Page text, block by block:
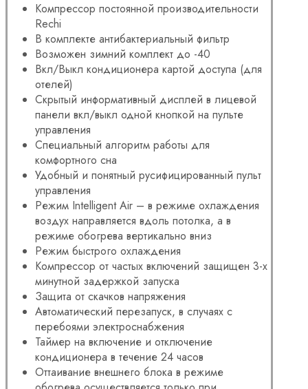
Компрессор постоянной производительности
Rechi
В комплекте антибактериальный фильтр
Возможен зимний комплект до -40
Вкл/Выкл кондиционера картой доступа (для
отелей)
Скрытый информативный дисплей в лицевой
панели вкл/выкл одной кнопкой на пульте
управления
Специальный алгоритм работы для
комфортного сна
Удобный и понятный русифицированный пульт
управления
Режим Intelligent Air – в режиме охлаждения
воздух направляется вдоль потолка, а в
режиме обогрева вертикально вниз
Режим быстрого охлаждения
Компрессор от частых включений защищен 3-х
минутной задержкой запуска
Защита от скачков напряжения
Автоматический перезапуск, в случаях с
перебоями электроснабжения
Таймер на включение и отключение
кондиционера в течение 24 часов
Оттаивание внешнего блока в режиме